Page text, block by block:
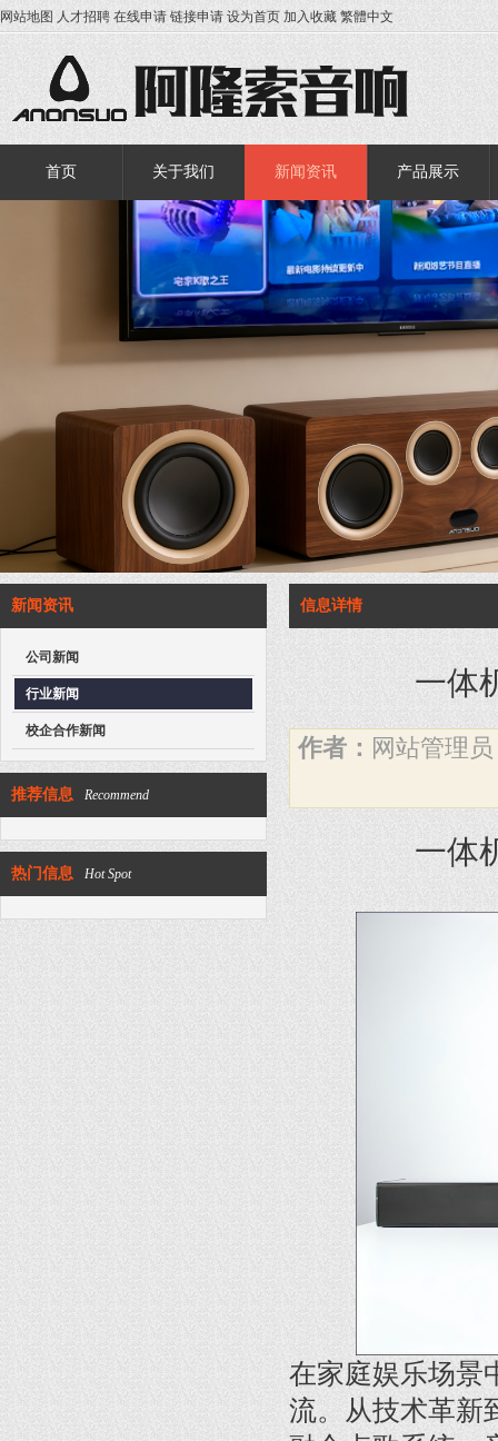
网站地图 人才招聘 在线申请 链接申请 设为首页 加入收藏 繁體中文
首页 关于我们 新闻资讯 产品展示
新闻资讯
公司新闻
行业新闻
校企合作新闻
推荐信息 Recommend
热门信息 Hot Spot
信息详情
一体
作者： 网站管理
一体
在家庭娱乐场景
流。从技术革新